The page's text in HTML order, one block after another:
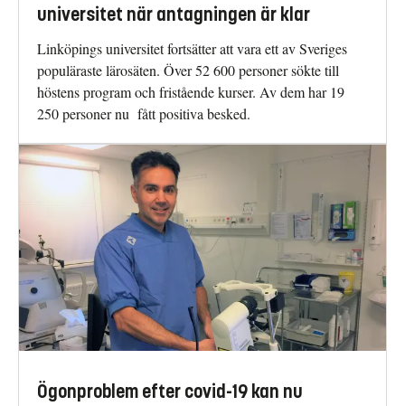
universitet när antagningen är klar
Linköpings universitet fortsätter att vara ett av Sveriges
populäraste lärosäten. Över 52 600 personer sökte till
höstens program och fristående kurser. Av dem har 19
250 personer nu fått positiva besked.
Ögonproblem efter covid-19 kan nu